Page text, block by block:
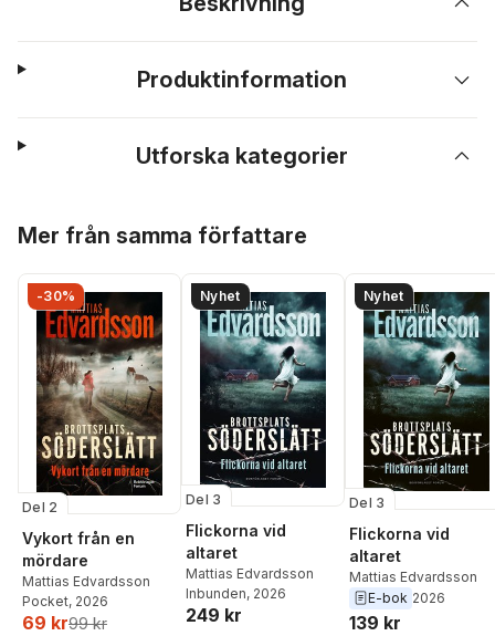
Produktinformation
Utforska kategorier
Mer från samma författare
-30%
Del 2
Vykort från en
mördare
Mattias Edvardsson
Pocket, 2026
69 kr99 kr
Nyhet
Del 3
Flickorna vid
altaret
Mattias Edvardsson
Inbunden, 2026
249 kr
Nyhet
Del 3
Flickorna vid
altaret
Mattias Edvardsson
E-bok 2026
139 kr